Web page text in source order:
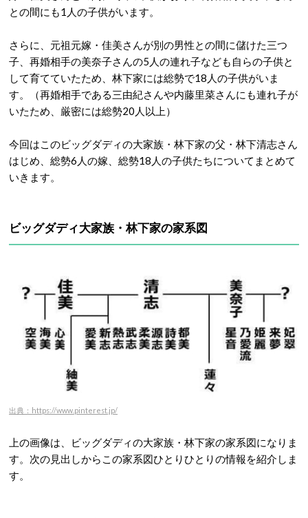
との間にも1人の子供がいます。
さらに、元祖元嫁・佳美さんが別の男性との間に儲けた三つ
子、再婚相手の美奈子さんの5人の連れ子なども自らの子供と
して育てていたため、林下家には総勢で18人の子供がいま
す。（再婚相手である三由紀さんや内藤里菜さんにも連れ子が
いたため、厳密には総勢20人以上）
今回はこのビッグダディの大家族・林下家の父・林下清志さん
はじめ、総勢6人の嫁、総勢18人の子供たちについてまとめて
いきます。
ビッグダディ大家族・林下家の家系図
出典：https://www.pinterest.jp/
上の画像は、ビッグダディの大家族・林下家の家系図になりま
す。次の見出しからこの家系図ひとりひとりの情報を紹介しま
す。